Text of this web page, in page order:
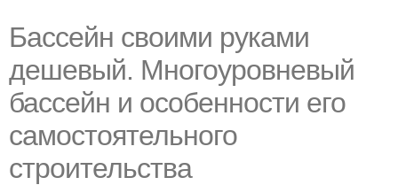
Бассейн своими руками
дешевый. Многоуровневый
бассейн и особенности его
самостоятельного
строительства